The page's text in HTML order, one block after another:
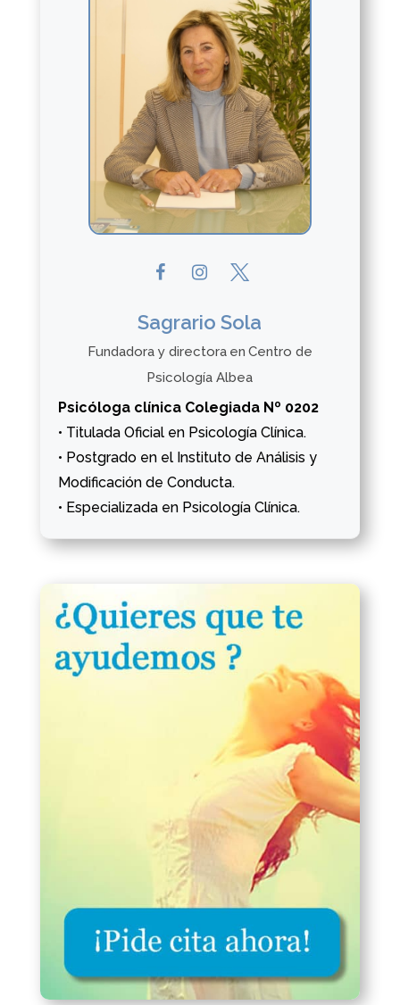
Sagrario Sola
Fundadora y directora en Centro de
Psicología Albea
Psicóloga clínica Colegiada Nº 0202
• Titulada Oficial en Psicología Clínica.
• Postgrado en el Instituto de Análisis y
Modificación de Conducta.
• Especializada en Psicología Clínica.